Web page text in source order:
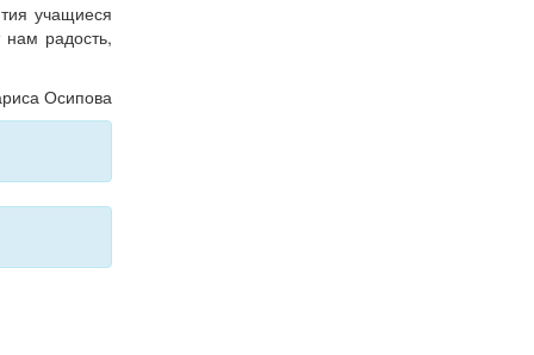
учащиеся
радость,
Осипова